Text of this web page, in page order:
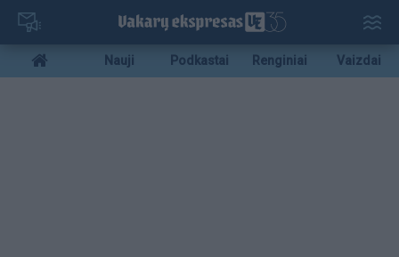
Pereiti
pagrindinį
turinį
Mobile
menu
Nauji Podkastai Renginiai Vaizdai